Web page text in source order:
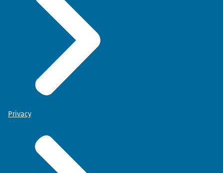
Privacy